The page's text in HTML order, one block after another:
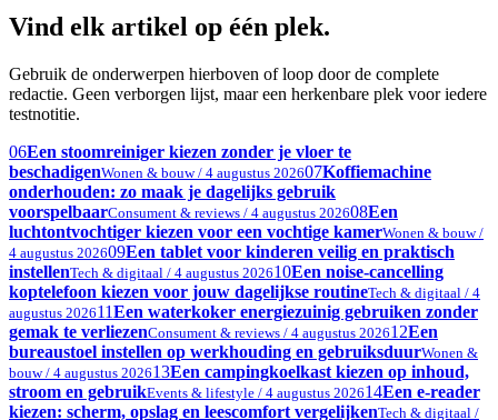
Vind elk artikel op één plek.
Gebruik de onderwerpen hierboven of loop door de complete
redactie. Geen verborgen lijst, maar een herkenbare plek voor iedere
testnotitie.
06Een stoomreiniger kiezen zonder je vloer te
beschadigenWonen & bouw / 4 augustus 202607Koffiemachine
onderhouden: zo maak je dagelijks gebruik
voorspelbaarConsument & reviews / 4 augustus 202608Een
luchtontvochtiger kiezen voor een vochtige kamerWonen & bouw /
4 augustus 202609Een tablet voor kinderen veilig en praktisch
instellenTech & digitaal / 4 augustus 202610Een noise-cancelling
koptelefoon kiezen voor jouw dagelijkse routineTech & digitaal / 4
augustus 202611Een waterkoker energiezuinig gebruiken zonder
gemak te verliezenConsument & reviews / 4 augustus 202612Een
bureaustoel instellen op werkhouding en gebruiksduurWonen &
bouw / 4 augustus 202613Een campingkoelkast kiezen op inhoud,
stroom en gebruikEvents & lifestyle / 4 augustus 202614Een e-reader
kiezen: scherm, opslag en leescomfort vergelijkenTech & digitaal /